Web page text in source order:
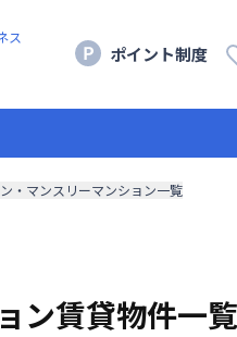
ス
ポイント制度
・マンスリーマンション一覧
ン賃貸物件一覧